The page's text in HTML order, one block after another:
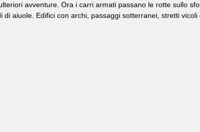
avventure. Ora i carri armati passano le rotte sullo
di aiuole. Edifici con archi, passaggi sotterranei, stretti